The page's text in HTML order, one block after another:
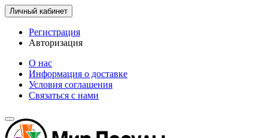
Личный кабинет
Регистрация
Авторизация
О нас
Информация о доставке
Условия соглашения
Связаться с нами